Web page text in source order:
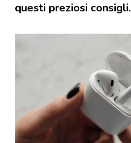
questi preziosi consigli.